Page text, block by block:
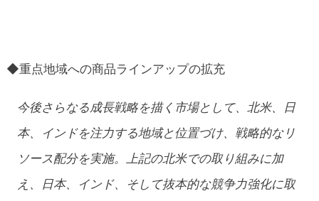
◆重点地域への商品ラインアップの拡充
今後さらなる成長戦略を描く市場として、北米、日
本、インドを注力する地域と位置づけ、戦略的なリ
ソース配分を実施。上記の北米での取り組みに加
え、日本、インド、そして抜本的な競争力強化に取